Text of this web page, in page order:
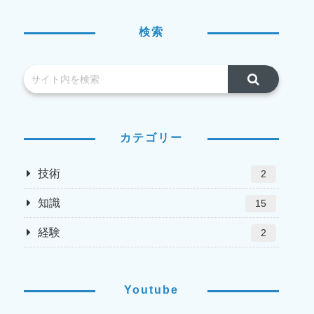
検索
カテゴリー
技術 2
知識 15
経験 2
Youtube